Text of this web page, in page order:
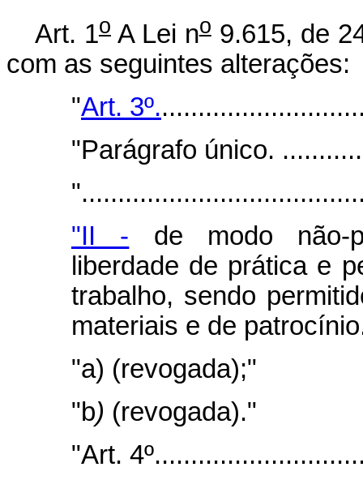
Art. 1oA Lei no9.615, de
com as seguintes alterações:
"Art. 3º.
"Parágrafo único.
"II - de modo não-
liberdade de prática e
trabalho, sendo
materiais e de
"a) (revogada);"
"b) (revogada)."
"Art.